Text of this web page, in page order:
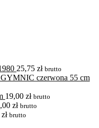
25,75 zł brutto
czerwona 55 cm
19,00 zł brutto
zł brutto
zł brutto